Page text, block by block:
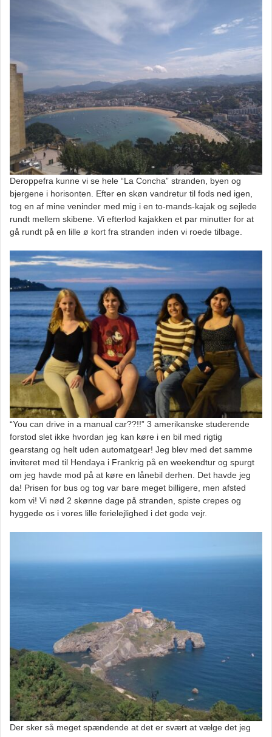
Deroppefra kunne vi se hele “La Concha” stranden, byen og
bjergene i horisonten. Efter en skøn vandretur til fods ned igen,
tog en af mine veninder med mig i en to-mands-kajak og sejlede
rundt mellem skibene. Vi efterlod kajakken et par minutter for at
gå rundt på en lille ø kort fra stranden inden vi roede tilbage.
“You can drive in a manual car??!!” 3 amerikanske studerende
forstod slet ikke hvordan jeg kan køre i en bil med rigtig
gearstang og helt uden automatgear! Jeg blev med det samme
inviteret med til Hendaya i Frankrig på en weekendtur og spurgt
om jeg havde mod på at køre en lånebil derhen. Det havde jeg
da! Prisen for bus og tog var bare meget billigere, men afsted
kom vi! Vi nød 2 skønne dage på stranden, spiste crepes og
hyggede os i vores lille ferielejlighed i det gode vejr.
Der sker så meget spændende at det er svært at vælge det jeg